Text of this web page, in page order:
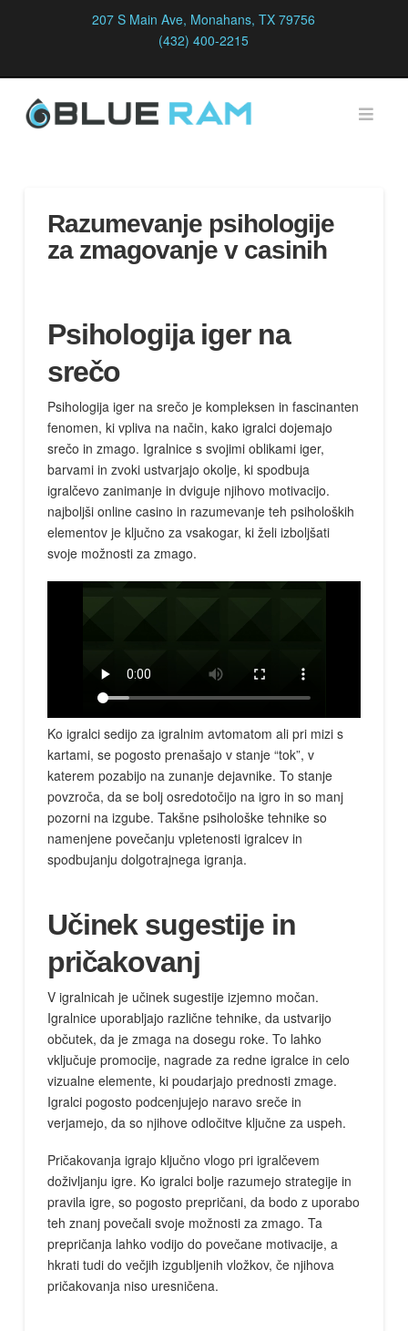
207 S Main Ave, Monahans, TX 79756
(432) 400-2215
Razumevanje psihologije
za zmagovanje v casinih
Psihologija iger na
srečo
Psihologija iger na srečo je kompleksen in fascinanten
fenomen, ki vpliva na način, kako igralci dojemajo
srečo in zmago. Igralnice s svojimi oblikami iger,
barvami in zvoki ustvarjajo okolje, ki spodbuja
igralčevo zanimanje in dviguje njihovo motivacijo.
najboljši online casino in razumevanje teh psiholoških
elementov je ključno za vsakogar, ki želi izboljšati
svoje možnosti za zmago.
Ko igralci sedijo za igralnim avtomatom ali pri mizi s
kartami, se pogosto prenašajo v stanje “tok”, v
katerem pozabijo na zunanje dejavnike. To stanje
povzroča, da se bolj osredotočijo na igro in so manj
pozorni na izgube. Takšne psihološke tehnike so
namenjene povečanju vpletenosti igralcev in
spodbujanju dolgotrajnega igranja.
Učinek sugestije in
pričakovanj
V igralnicah je učinek sugestije izjemno močan.
Igralnice uporabljajo različne tehnike, da ustvarijo
občutek, da je zmaga na dosegu roke. To lahko
vključuje promocije, nagrade za redne igralce in celo
vizualne elemente, ki poudarjajo prednosti zmage.
Igralci pogosto podcenjujejo naravo sreče in
verjamejo, da so njihove odločitve ključne za uspeh.
Pričakovanja igrajo ključno vlogo pri igralčevem
doživljanju igre. Ko igralci bolje razumejo strategije in
pravila igre, so pogosto prepričani, da bodo z uporabo
teh znanj povečali svoje možnosti za zmago. Ta
prepričanja lahko vodijo do povečane motivacije, a
hkrati tudi do večjih izgubljenih vložkov, če njihova
pričakovanja niso uresničena.